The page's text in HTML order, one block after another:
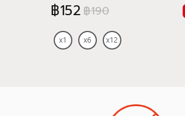
฿152฿190